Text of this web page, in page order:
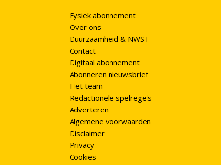
Fysiek abonnement
Over ons
Duurzaamheid & NWST
Contact
Digitaal abonnement
Abonneren nieuwsbrief
Het team
Redactionele spelregels
Adverteren
Algemene voorwaarden
Disclaimer
Privacy
Cookies